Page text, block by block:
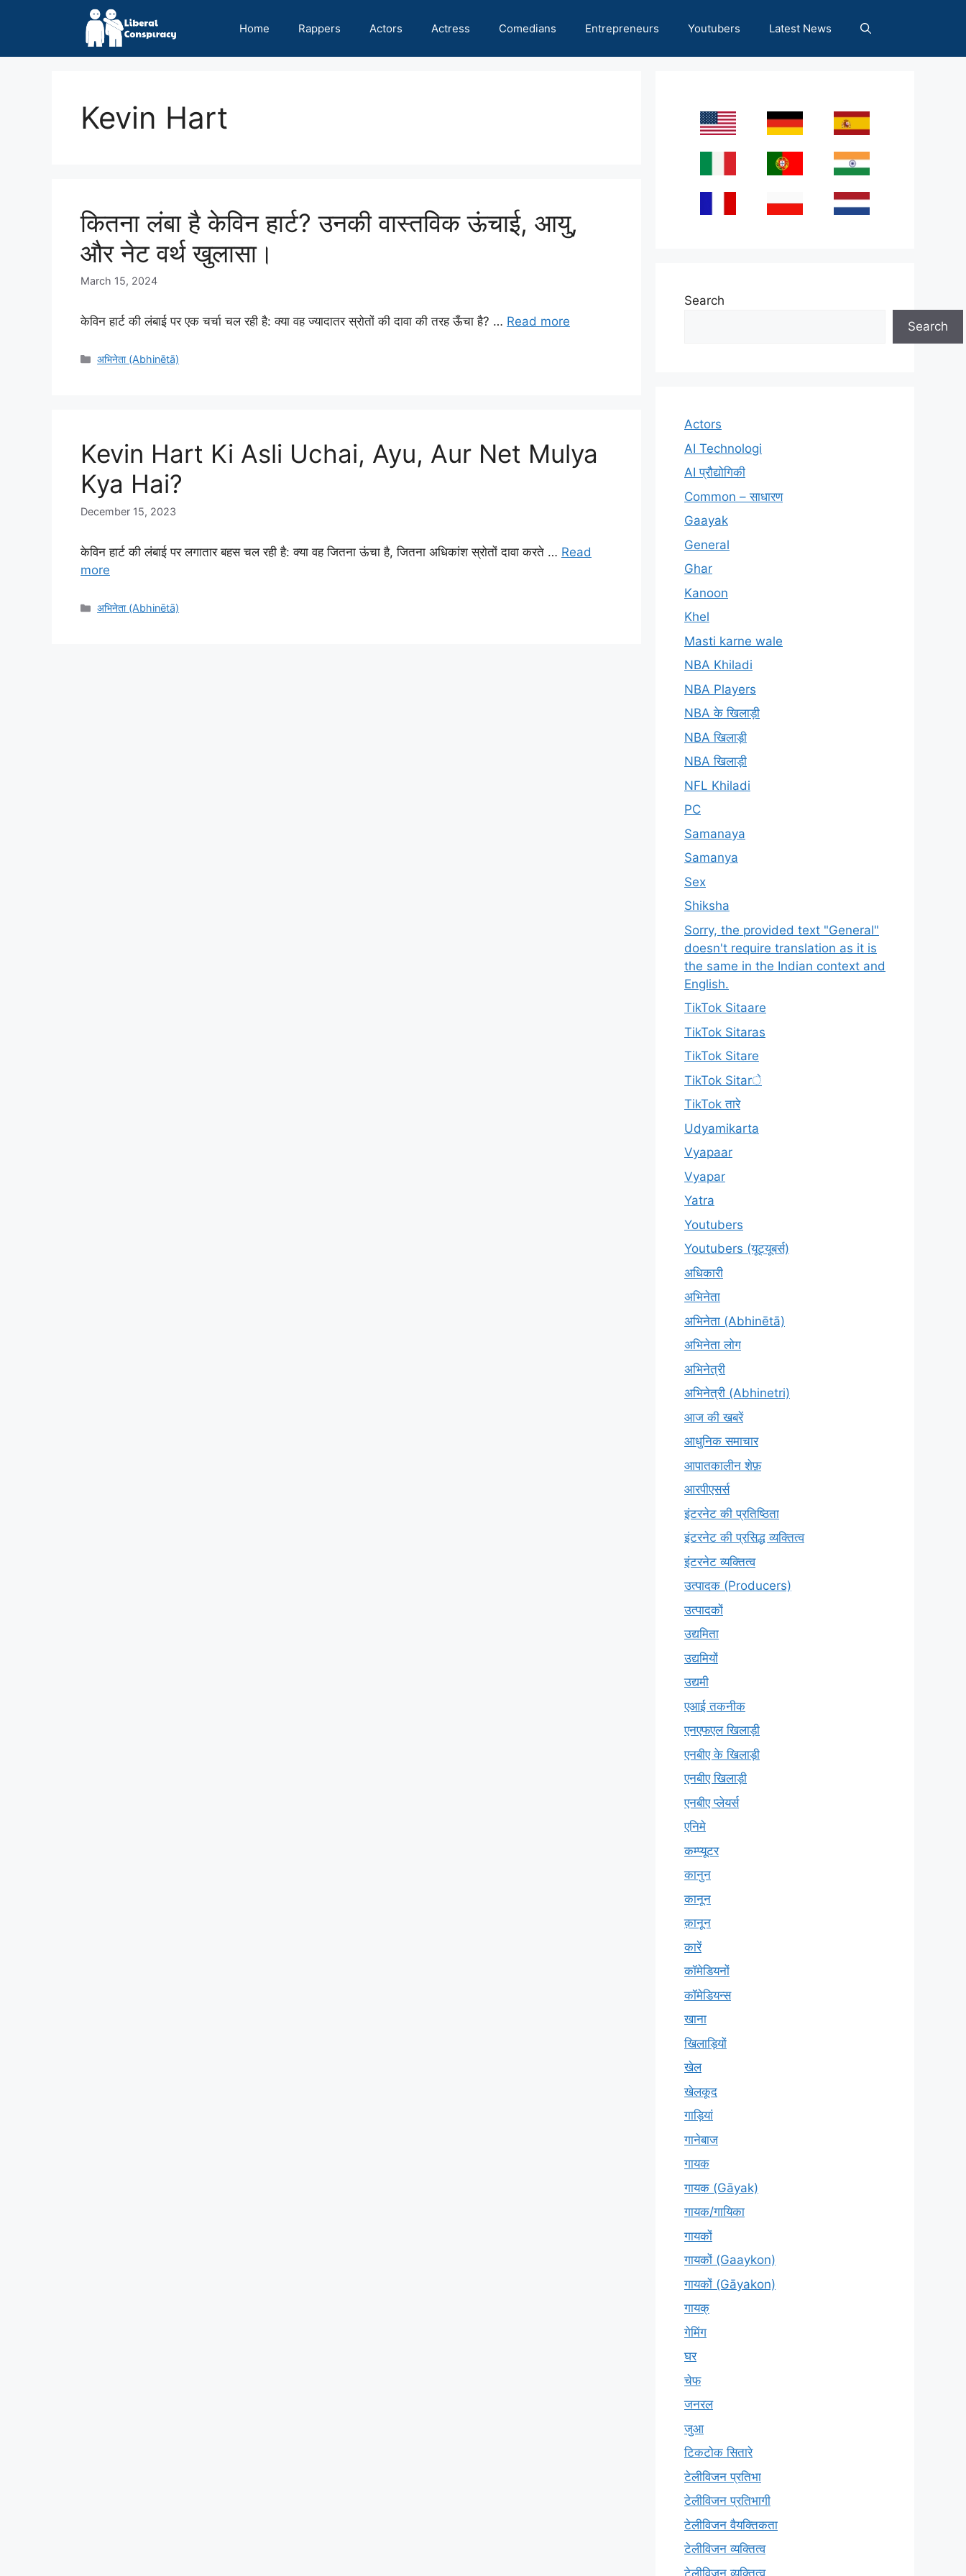
Home Rappers Actors Actress Comedians Entrepreneurs Youtubers Latest News
Kevin Hart
कितना लंबा है केविन हार्ट? उनकी वास्तविक ऊंचाई, आयु,
और नेट वर्थ खुलासा।
March 15, 2024
केविन हार्ट की लंबाई पर एक चर्चा चल रही है: क्या वह ज्यादातर स्रोतों की दावा की तरह ऊँचा है? … Read more
Categories
अभिनेता (Abhinētā)
Kevin Hart Ki Asli Uchai, Ayu, Aur Net Mulya
Kya Hai?
December 15, 2023
केविन हार्ट की लंबाई पर लगातार बहस चल रही है: क्या वह जितना ऊंचा है, जितना अधिकांश स्रोतों दावा करते … Read
more
Categories
अभिनेता (Abhinētā)
Search
Search
Actors
AI Technologi
AI प्रौद्योगिकी
Common – साधारण
Gaayak
General
Ghar
Kanoon
Khel
Masti karne wale
NBA Khiladi
NBA Players
NBA के खिलाड़ी
NBA खिलाड़ी
NBA खिलाड़ी
NFL Khiladi
PC
Samanaya
Samanya
Sex
Shiksha
Sorry, the provided text "General"
doesn't require translation as it is
the same in the Indian context and
English.
TikTok Sitaare
TikTok Sitaras
TikTok Sitare
TikTok Sitarे
TikTok तारे
Udyamikarta
Vyapaar
Vyapar
Yatra
Youtubers
Youtubers (यूट्यूबर्स)
अधिकारी
अभिनेता
अभिनेता (Abhinētā)
अभिनेता लोग
अभिनेत्री
अभिनेत्री (Abhinetri)
आज की खबरें
आधुनिक समाचार
आपातकालीन शेफ़
आरपीएसर्स
इंटरनेट की प्रतिष्ठिता
इंटरनेट की प्रसिद्ध व्यक्तित्व
इंटरनेट व्यक्तित्व
उत्पादक (Producers)
उत्पादकों
उद्यमिता
उद्यमियों
उद्यमी
एआई तकनीक
एनएफएल खिलाड़ी
एनबीए के खिलाड़ी
एनबीए खिलाड़ी
एनबीए प्लेयर्स
एनिमे
कम्प्यूटर
कानुन
कानून
क़ानून
कारें
कॉमेडियनों
कॉमेडियन्स
खाना
खिलाड़ियों
खेल
खेलकूद
गाड़ियां
गानेबाज
गायक
गायक (Gāyak)
गायक/गायिका
गायकों
गायकों (Gaaykon)
गायकों (Gāyakon)
गायक्
गेमिंग
घर
चेफ
जनरल
जुआ
टिकटोक सितारे
टेलीविजन प्रतिभा
टेलीविजन प्रतिभागी
टेलीविजन वैयक्तिकता
टेलीविजन व्यक्तित्व
टेलीविज़न व्यक्तित्व